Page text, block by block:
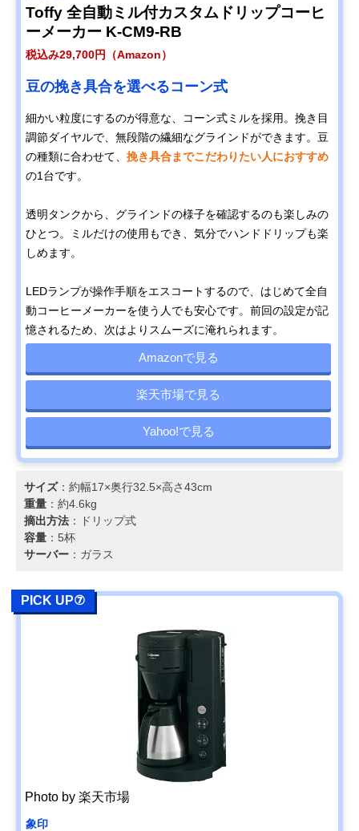
Toffy 全自動ミル付カスタムドリップコーヒ
ーメーカー K-CM9-RB
税込み29,700円（Amazon）
豆の挽き具合を選べるコーン式
細かい粒度にするのが得意な、コーン式ミルを採用。挽き目
調節ダイヤルで、無段階の繊細なグラインドができます。豆
の種類に合わせて、 挽き具合までこだわりたい人におすすめ
の1台です。
透明タンクから、グラインドの様子を確認するのも楽しみの
ひとつ。ミルだけの使用もでき、気分でハンドドリップも楽
しめます。
LEDランプが操作手順をエスコートするので、はじめて全自
動コーヒーメーカーを使う人でも安心です。前回の設定が記
憶されるため、次はよりスムーズに淹れられます。
Amazonで見る
楽天市場で見る
Yahoo!で見る
サイズ：約幅17×奥行32.5×高さ43cm
重量 ：約4.6kg
摘出方法 ：ドリップ式
容量 ：5杯
サーバー ：ガラス
PICK UP⑦
Photo by 楽天市場
象印